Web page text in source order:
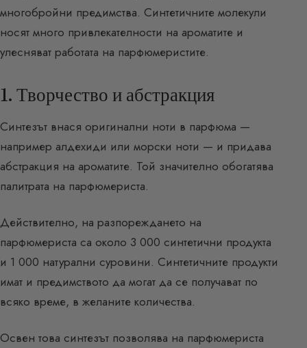
многобройни предимства. Синтетичните молекули
носят много привлекателности на ароматите и
улесняват работата на парфюмеристите.
1. Творчество и абстракция
Синтезът внася оригинални ноти в парфюма —
например алдехиди или морски ноти — и придава
абстракция на ароматите. Той значително обогатява
палитрата на парфюмериста.
Действително, на разпореждането на
парфюмериста са около 3 000 синтетични продукта
и 1 000 натурални суровини. Синтетичните продукти
имат и предимството да могат да се получават по
всяко време, в желаните количества.
Освен това синтезът позволява на парфюмериста